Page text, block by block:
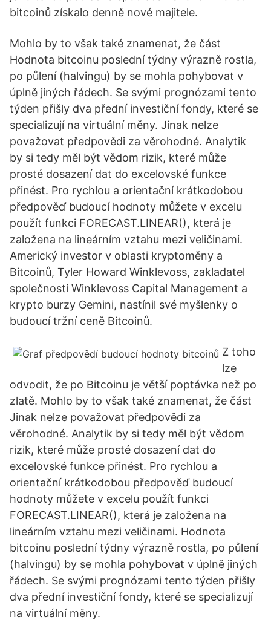
bitcoinů získalo denně nové majitele.
Mohlo by to však také znamenat, že část
Hodnota bitcoinu poslední týdny výrazně rostla,
po půlení (halvingu) by se mohla pohybovat v
úplně jiných řádech. Se svými prognózami tento
týden přišly dva přední investiční fondy, které se
specializují na virtuální měny. Jinak nelze
považovat předpovědi za věrohodné. Analytik
by si tedy měl být vědom rizik, které může
prosté dosazení dat do excelovské funkce
přinést. Pro rychlou a orientační krátkodobou
předpověď budoucí hodnoty můžete v excelu
použít funkci FORECAST.LINEAR(), která je
založena na lineárním vztahu mezi veličinami.
Americký investor v oblasti kryptoměny a
Bitcoinů, Tyler Howard Winklevoss, zakladatel
společnosti Winklevoss Capital Management a
krypto burzy Gemini, nastínil své myšlenky o
budoucí tržní ceně Bitcoinů.
Z toho
lze
odvodit, že po Bitcoinu je větší poptávka než po
zlatě. Mohlo by to však také znamenat, že část
Jinak nelze považovat předpovědi za
věrohodné. Analytik by si tedy měl být vědom
rizik, které může prosté dosazení dat do
excelovské funkce přinést. Pro rychlou a
orientační krátkodobou předpověď budoucí
hodnoty můžete v excelu použít funkci
FORECAST.LINEAR(), která je založena na
lineárním vztahu mezi veličinami. Hodnota
bitcoinu poslední týdny výrazně rostla, po půlení
(halvingu) by se mohla pohybovat v úplně jiných
řádech. Se svými prognózami tento týden přišly
dva přední investiční fondy, které se specializují
na virtuální měny.